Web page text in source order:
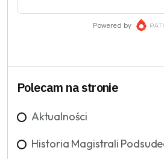
Polecam na stronie
Aktualności
Historia Magistrali